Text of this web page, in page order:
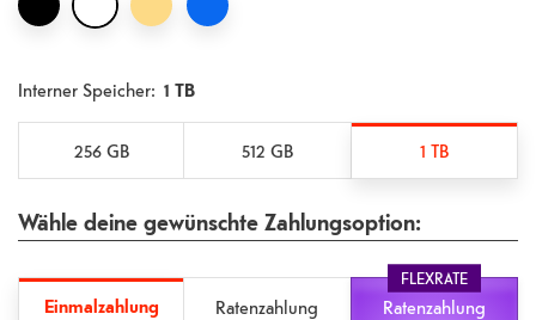
Interner Speicher: 1 TB
256 GB 512 GB 1 TB
Wähle deine gewünschte Zahlungsoption:
Einmalzahlung Ratenzahlung
FLEXRATE
Ratenzahlung